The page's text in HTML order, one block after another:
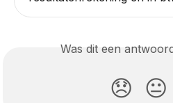
Was dit een
😞 😐